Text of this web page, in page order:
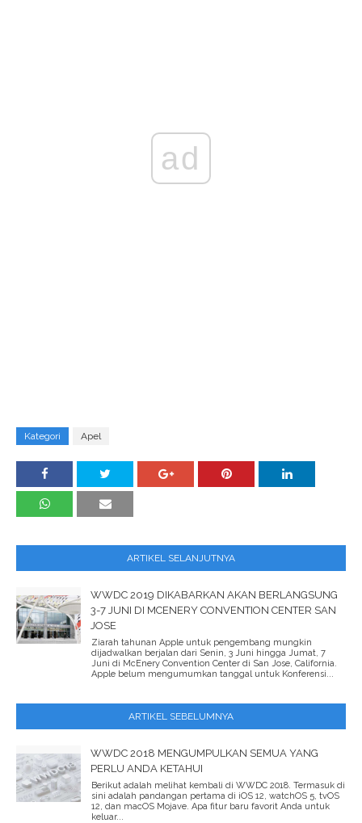
ad
Kategori Apel
ARTIKEL SELANJUTNYA
WWDC 2019 DIKABARKAN AKAN BERLANGSUNG
3-7 JUNI DI MCENERY CONVENTION CENTER SAN
JOSE
Ziarah tahunan Apple untuk pengembang mungkin
dijadwalkan berjalan dari Senin, 3 Juni hingga Jumat, 7
Juni di McEnery Convention Center di San Jose, California.
Apple belum mengumumkan tanggal untuk Konferensi...
ARTIKEL SEBELUMNYA
WWDC 2018 MENGUMPULKAN SEMUA YANG
PERLU ANDA KETAHUI
Berikut adalah melihat kembali di WWDC 2018. Termasuk di
sini adalah pandangan pertama di iOS 12, watchOS 5, tvOS
12, dan macOS Mojave. Apa fitur baru favorit Anda untuk
keluar...